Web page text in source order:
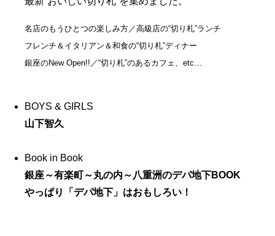
名店のもうひとつの楽しみ方／高級店の“切り札”ランチ
フレンチ＆イタリアン＆和食の“切り札”ディナー
銀座のNew Open!!／“切り札”のあるカフェ、etc…
BOYS & GIRLS
山下智久
Book in Book
銀座～有楽町～丸の内～八重洲のデパ地下BOOK
やっぱり「デパ地下」はおもしろい！